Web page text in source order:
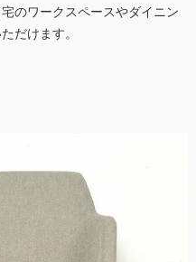
のワークスペースやダイニン
だけます。